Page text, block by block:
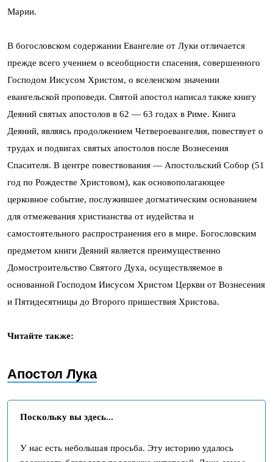
Марии.
В богословском содержании Евангелие от Луки отличается
прежде всего учением о всеобщности спасения, совершенного
Господом Иисусом Христом, о вселенском значении
евангельской проповеди. Святой апостол написал также книгу
Деяний святых апостолов в 62 — 63 годах в Риме. Книга
Деяний, являясь продолжением Четвероевангелия, повествует о
трудах и подвигах святых апостолов после Вознесения
Спасителя. В центре повествования — Апостольский Собор (51
год по Рождестве Христовом), как основополагающее
церковное событие, послужившее догматическим основанием
для отмежевания христианства от иудейства и
самостоятельного распространения его в мире. Богословским
предметом книги Деяний является преимущественно
Домостроительство Святого Духа, осуществляемое в
основанной Господом Иисусом Христом Церкви от Вознесения
и Пятидесятницы до Второго пришествия Христова.
Читайте также:
Апостол Лука
Поскольку вы здесь...
У нас есть небольшая просьба. Эту историю удалось